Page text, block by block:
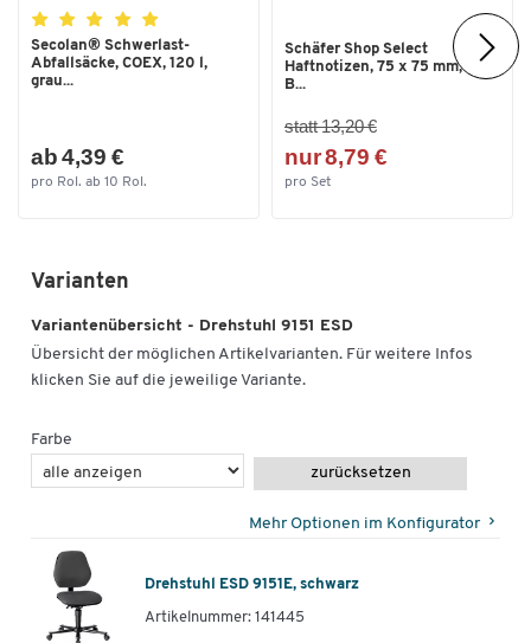
Sitzhöhe bis [mm]
Sitzhöhe von [mm] 470
Sitzneigungsverstellung Ja
Sitztiefe [mm] 440
Secolan® Schwerlast-
Abfallsäcke, COEX, 120 l,
grau...
ab 4,39 €
pro Rol. ab 10 Rol.
Schäfer Shop Select
Haftnotizen, 75 x 75 mm, 100
B...
statt 13,20 €
nur 8,79 €
pro Set
Varianten
Variantenübersicht - Drehstuhl 9151 ESD
Übersicht der möglichen Artikelvarianten. Für weitere Infos
klicken Sie auf die jeweilige Variante.
Farbe
zurücksetzen
Mehr Optionen im Konfigurator
Drehstuhl ESD 9151E, schwarz
Artikelnummer: 141445